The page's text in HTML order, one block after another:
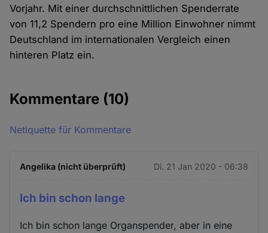
Vorjahr. Mit einer durchschnittlichen Spenderrate
von 11,2 Spendern pro eine Million Einwohner nimmt
Deutschland im internationalen Vergleich einen
hinteren Platz ein.
Kommentare (10)
Netiquette für Kommentare
Angelika (nicht überprüft) Di. 21 Jan 2020 - 06:38
Ich bin schon lange
Ich bin schon lange Organspender, aber in eine